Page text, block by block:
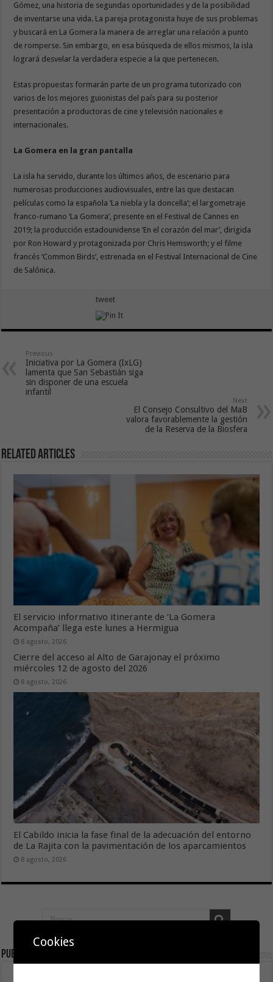
Gómez, una historia de segundas oportunidades y de la posibilidad
de inventarse una vida. La pareja protagonista huye de sus problemas
y buscará en La Gomera la manera de arreglar una relación a punto
de romperse. Sin embargo, en esa búsqueda de ellos mismos, la isla
logrará desvelar la verdadera especie a la que pertenecen.
Estas propuestas formarán parte de un programa tutorizado con
varios de los mejores guionistas del país para su posterior
presentación a productoras de cine y televisión nacionales e
internacionales.
La Gomera en la gran pantalla
La isla ha servido, durante los últimos años, de escenario para
numerosas producciones audiovisuales, entre las que destacan
películas como la española ‘La niebla y la doncella’; el largometraje
franco-rumano ‘La Gomera’, presente en el Festival de Cannes en
2019; la producción estadounidense ‘En el corazón del mar’, dirigida
por Ron Howard y protagonizada por Chris Hemsworth; y el filme
francés ‘Common Birds’, estrenada en el Festival Internacional de Cine
de Salónica.
tweet
Previous
Iniciativa por La Gomera (IxLG)
lamenta que San Sebastián siga
sin disponer de una escuela
infantil
Next
El Consejo Consultivo del MaB
valora favorablemente la gestión
de la Reserva de la Biosfera
Related Articles
El servicio informativo itinerante de ‘La Gomera
Acompaña’ llega este lunes a Hermigua
8 agosto, 2026
Cierre del acceso al Alto de Garajonay el próximo
miércoles 12 de agosto del 2026
8 agosto, 2026
El Cabildo inicia la fase final de la adecuación del entorno
de La Rajita con la pavimentación de los aparcamientos
8 agosto, 2026
Publicidad
Cookies